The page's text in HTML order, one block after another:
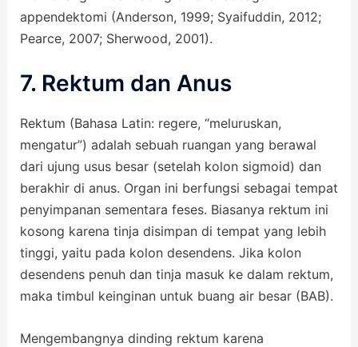
appendektomi (Anderson, 1999; Syaifuddin, 2012;
Pearce, 2007; Sherwood, 2001).
7. Rektum dan Anus
Rektum (Bahasa Latin: regere, “meluruskan,
mengatur”) adalah sebuah ruangan yang berawal
dari ujung usus besar (setelah kolon sigmoid) dan
berakhir di anus. Organ ini berfungsi sebagai tempat
penyimpanan sementara feses. Biasanya rektum ini
kosong karena tinja disimpan di tempat yang lebih
tinggi, yaitu pada kolon desendens. Jika kolon
desendens penuh dan tinja masuk ke dalam rektum,
maka timbul keinginan untuk buang air besar (BAB).
Mengembangnya dinding rektum karena